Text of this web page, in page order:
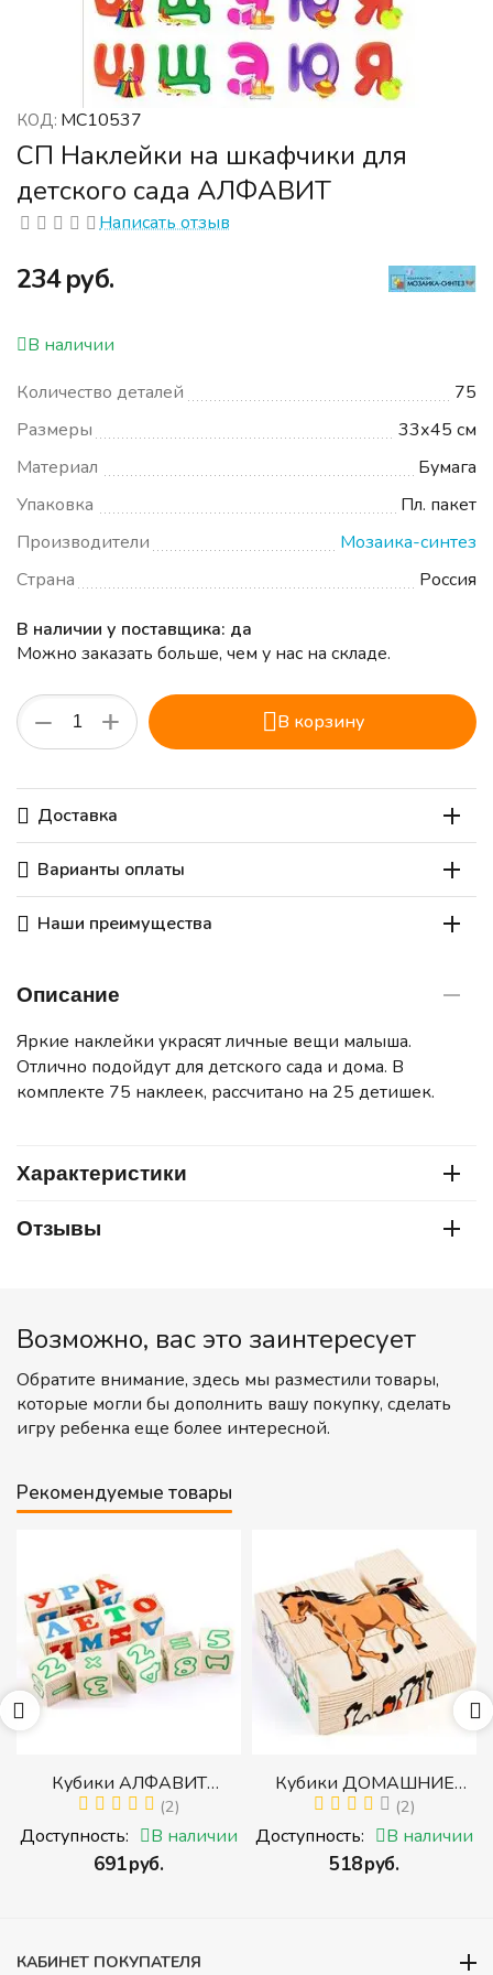
КОД: МС10537
СП Наклейки на шкафчики для
детского сада АЛФАВИТ
Написать отзыв
‍234‍руб.
В наличии
Количество деталей
75
Размеры
33х45 см
Материал
Бумага
Упаковка
Пл. пакет
Производители
Мозаика-синтез
Страна
Россия
В наличии у поставщика: да
Можно заказать больше, чем у нас на складе.
+
− В корзину
Доставка
Варианты оплаты
Наши преимущества
Описание
Яркие наклейки украсят личные вещи малыша.
Отлично подойдут для детского сада и дома. В
комплекте 75 наклеек, рассчитано на 25 детишек.
Характеристики
Отзывы
Возможно, вас это заинтересует
Обратите внимание, здесь мы разместили товары,
которые могли бы дополнить вашу покупку, сделать
игру ребенка еще более интересной.
Рекомендуемые товары
Кубики АЛФАВИТ
РУССКИЙ С ЦИФРАМИ
(Томик) (Набор кубиков с
буквами, цифрами,
математическими знаками
(2)
Доступность: В наличии
‍691‍руб.
Кубики ДОМАШНИЕ
ЖИВОТНЫЕ (Томик)
(Набор кубиков
разрезных (складных))
(2)
Доступность: В наличии
‍518‍руб.
КАБИНЕТ ПОКУПАТЕЛЯ